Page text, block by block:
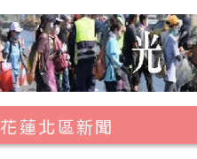
花蓮北區新聞